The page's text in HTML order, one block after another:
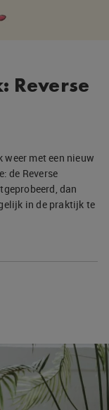
Reverse
weer met een nieuw
de Reverse
dan
in de praktijk te